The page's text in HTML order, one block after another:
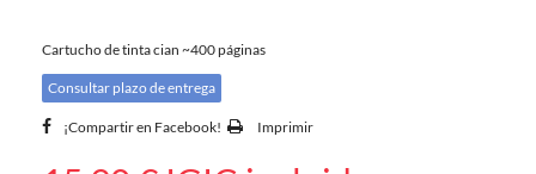
Cartucho de tinta cian ~400 páginas
Consultar plazo de entrega
¡Compartir en Facebook! Imprimir